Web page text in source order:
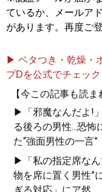
ているか、メールア
があります。再度ご
▶ ベタつき・乾燥・
プDを公式でチェック
【今この記事も読ま
▶「邪魔なんだよ!
る後ろの男性...恐怖
た“強面男性の一言”
▶「私の指定席なん
物を席に置く男性”